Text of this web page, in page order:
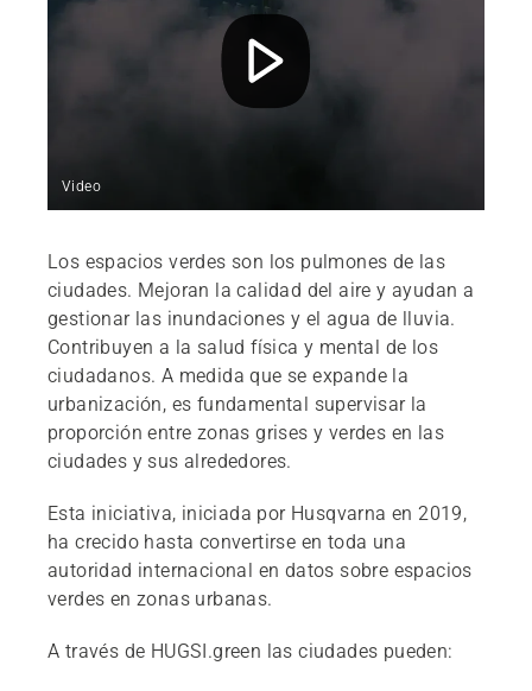
Video
Los espacios verdes son los pulmones de las
ciudades. Mejoran la calidad del aire y ayudan a
gestionar las inundaciones y el agua de lluvia.
Contribuyen a la salud física y mental de los
ciudadanos. A medida que se expande la
urbanización, es fundamental supervisar la
proporción entre zonas grises y verdes en las
ciudades y sus alrededores.
Esta iniciativa, iniciada por Husqvarna en 2019,
ha crecido hasta convertirse en toda una
autoridad internacional en datos sobre espacios
verdes en zonas urbanas.
A través de HUGSI.green las ciudades pueden: